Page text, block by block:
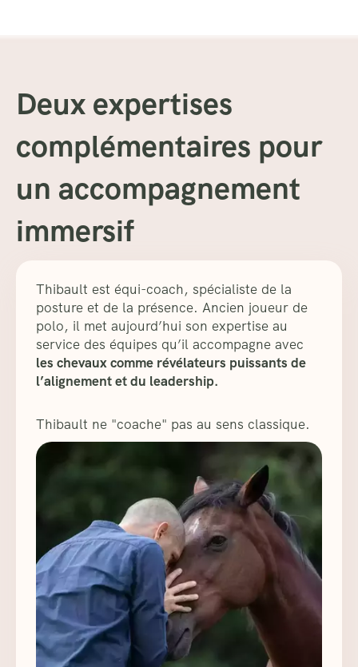
Deux expertises
complémentaires pour
un accompagnement
immersif
Thibault est équi-coach, spécialiste de la
posture et de la présence. Ancien joueur de
polo, il met aujourd’hui son expertise au
service des équipes qu’il accompagne avec
les chevaux comme révélateurs puissants de
l’alignement et du leadership.
Thibault ne "coache" pas au sens classique.